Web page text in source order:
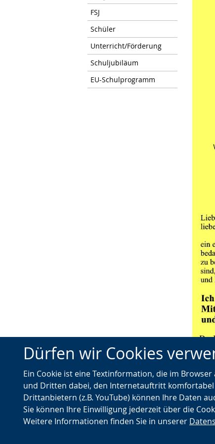
Dürfen wir Cookies
Ein Cookie ist eine Textinformation, die im
und Dritten dabei, den Internetauftritt komfortabel
Drittanbietern (z.B. YouTube) können Ihre Daten
Sie können Ihre Einwilligung jederzeit über die
Weitere Informationen finden Sie in unserer
FSJ
Schüler
Unterricht/Förderung
Schuljubiläum
EU-Schulprogramm